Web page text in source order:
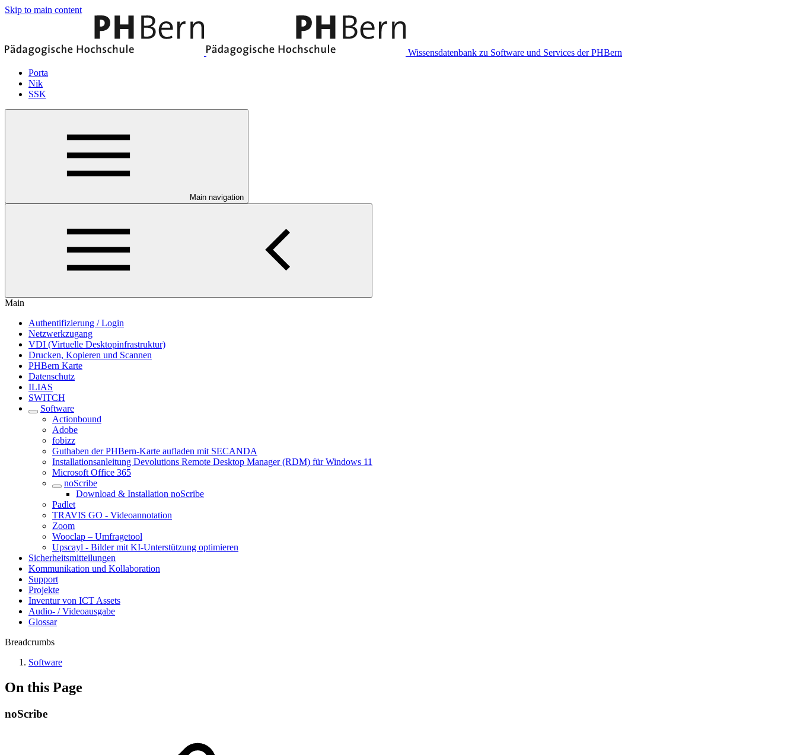
Skip to main content
Wissensdatenbank zu Software und Services der PHBern
Porta
Nik
SSK
Main navigation
Main
Authentifizierung / Login
Netzwerkzugang
VDI (Virtuelle Desktopinfrastruktur)
Drucken, Kopieren und Scannen
PHBern Karte
Datenschutz
ILIAS
SWITCH
Software
Actionbound
Adobe
fobizz
Guthaben der PHBern-Karte aufladen mit SECANDA
Installationsanleitung Devolutions Remote Desktop Manager (RDM) für Windows 11
Microsoft Office 365
noScribe
Download & Installation noScribe
Padlet
TRAVIS GO - Videoannotation
Zoom
Wooclap – Umfragetool
Upscayl - Bilder mit KI-Unterstützung optimieren
Sicherheitsmitteilungen
Kommunikation und Kollaboration
Support
Projekte
Inventur von ICT Assets
Audio- / Videoausgabe
Glossar
Breadcrumbs
Software
On this Page
noScribe